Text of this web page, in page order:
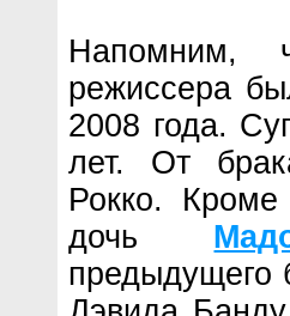
Напомним,
режиссера
2008 года.
лет. От
Рокко. Кроме
дочь
предыдущего